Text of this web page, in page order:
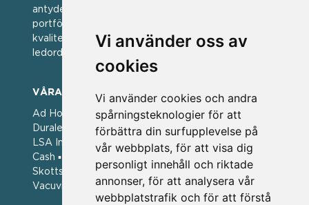
Vi använder oss av
cookies
Vi använder cookies och andra
spårningsteknologier för att
förbättra din surfupplevelse på
vår webbplats, för att visa dig
personligt innehåll och riktade
annonser, för att analysera vår
webbplatstrafik och för att förstå
antyder; en vän av varumärken. Vi har idag en stor
portfölj med välkända varumärken med hög
kvalitet. För oss har kvalitet alltid varit ett av
ledorden och som styrt vår verksamhet.
VÅRA VARUMÄRKEN
Ad Hoc ▪ Bialetti ▪ Cole & Mason ▪ Caps Me ▪
Duralex ▪ Forged ▪ G3 Ferrari ▪ Ken Hom ▪ Kilner ▪
LSA International ▪ Laguiole Style de Vie ▪ Mason
Cash ▪ Pintinox ▪ Plate-it ▪ Price and Kengsington ▪
Skottsberg ▪ Scandinavian Home ▪ Style de Vie ▪
Vacuvin ▪ Viners ▪ Zack ▪ Zyliss